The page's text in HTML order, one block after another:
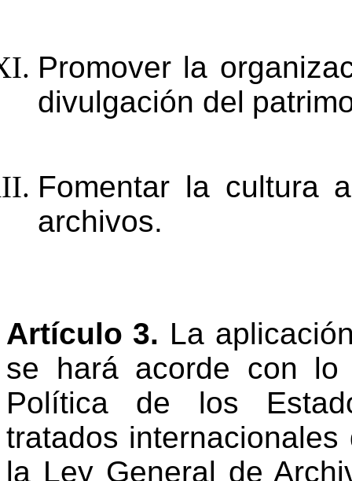
Promover la
divulgación del
Fomentar la cultura
archivos.
Artículo 3. La
se
hará acorde con
Política de los
tratados
la Ley General de